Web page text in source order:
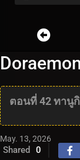
ตอนที่ 42 ทานู
May. 13, 2026
Shared 0